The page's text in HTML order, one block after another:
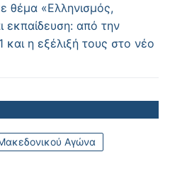
θέμα «Ελληνισμός,
εκπαίδευση: από την
και η εξέλιξή τους στο νέο
Αγώνα